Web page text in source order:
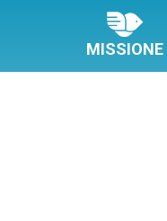
MISSIONE